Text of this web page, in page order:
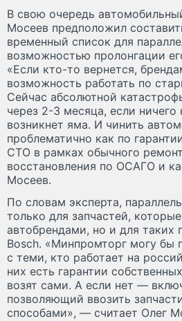
В свою очередь
Мосеев предположил
временный список для
возможностью пролонгации
«Если кто-то вернется,
возможность работать по
Сейчас абсолютной
через 2-3 месяца, если ничего
возникнет яма. И чинить
проблематично как по
СТО в рамках обычного
восстановления по ОСАГО и
Мосеев.
По словам эксперта,
только для запчастей,
автобрендами, но и для таких
Bosch. «Минпромторг могу бы
с теми, кто работает на
них есть гарантии
возят сами. А если нет —
позволяющий ввозить
способами», — считает Олег